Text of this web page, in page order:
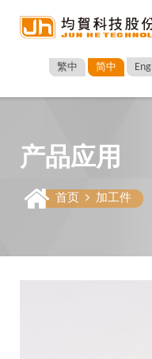
繁中 简中
产品应用
首页 加工件